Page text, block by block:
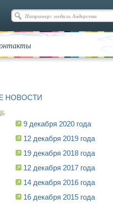
НОВОСТИ
9 декабря 2020 года
12 декабря 2019 года
19 декабря 2018 года
12 декабря 2017 года
14 декабря 2016 года
16 декабря 2015 года